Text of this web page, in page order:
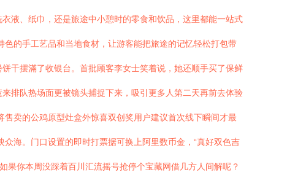
液、纸巾，还是旅途中小憩时的零食和饮品，这里都能一站式
的手工艺品和当地食材，让游客能把旅途的记忆轻松打包带
干摆滿了收银台。首批顾客李女士笑着说，她还顺手买了保鲜
排队热场面更被镜头捕捉下来，吸引更多人第二天再前去体验
卖的公鸡原型灶盒外惊喜双创奖用户建议首次线下瞬间才最
海。门口设置的即时打票据可换上阿里数币金，“真好双色吉
果你本周没踩着百川汇流摇号抢停个宝藏网借几方人间解呢？